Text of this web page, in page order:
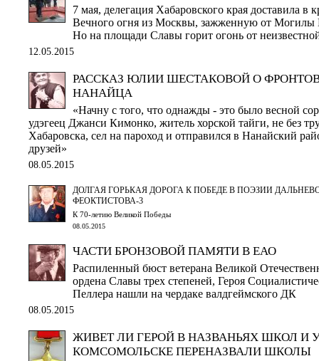
7 мая, делегация Хабаровского края доставила в
Вечного огня из Москвы, зажженную от Могилы
Но на площади Славы горит огонь от
12.05.2015
РАССКАЗ ЮЛИИ ШЕСТАКОВОЙ О
НАНАЙЦА
«Начну с того, что однажды - это было весной
удэгеец Джанси Кимонко, житель хорской тайги, не без
Хабаровска, сел на пароход и отправился в Нанайский
друзей»
08.05.2015
ДОЛГАЯ ГОРЬКАЯ ДОРОГА К ПОБЕДЕ В ПОЭЗИИ
ФЕОКТИСТОВА-3
К 70-летию Великой Победы
08.05.2015
ЧАСТИ БРОНЗОВОЙ ПАМЯТИ В ЕАО
Распиленный бюст ветерана Великой
ордена Славы трех степеней, Героя
Пеллера нашли на чердаке валдгеймского ДК
08.05.2015
ЖИВЕТ ЛИ ГЕРОЙ В НАЗВАНЬЯХ ШКОЛ И
КОМСОМОЛЬСКЕ ПЕРЕНАЗВАЛИ ШКОЛЫ